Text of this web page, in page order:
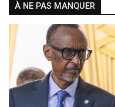
À NE PAS MANQUER